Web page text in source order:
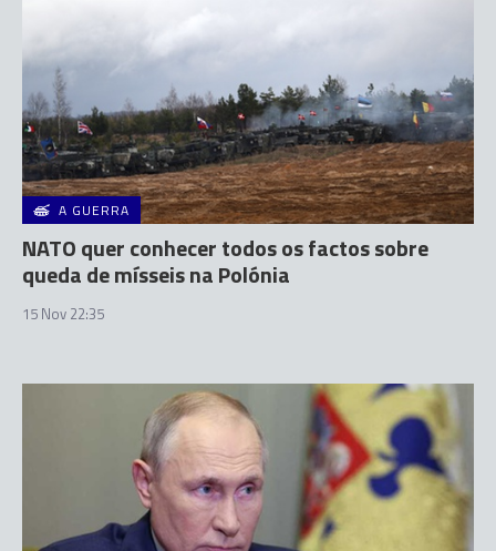
A GUERRA
NATO quer conhecer todos os factos sobre
queda de mísseis na Polónia
15 Nov 22:35